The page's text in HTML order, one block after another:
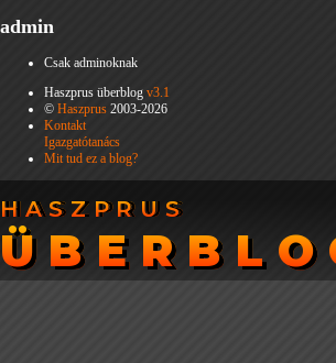
admin
Csak adminoknak
Haszprus überblog v3.1
© Haszprus 2003-2026
Kontakt
Igazgatótanács
Mit tud ez a blog?
HASZPRUS
HASZPRUS